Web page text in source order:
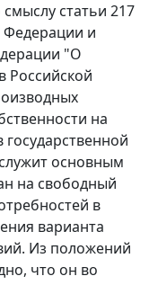
статьи 217
Федерации и
"О
Российской
на
основным
на свободный
в
варианта
Из положений
что он во